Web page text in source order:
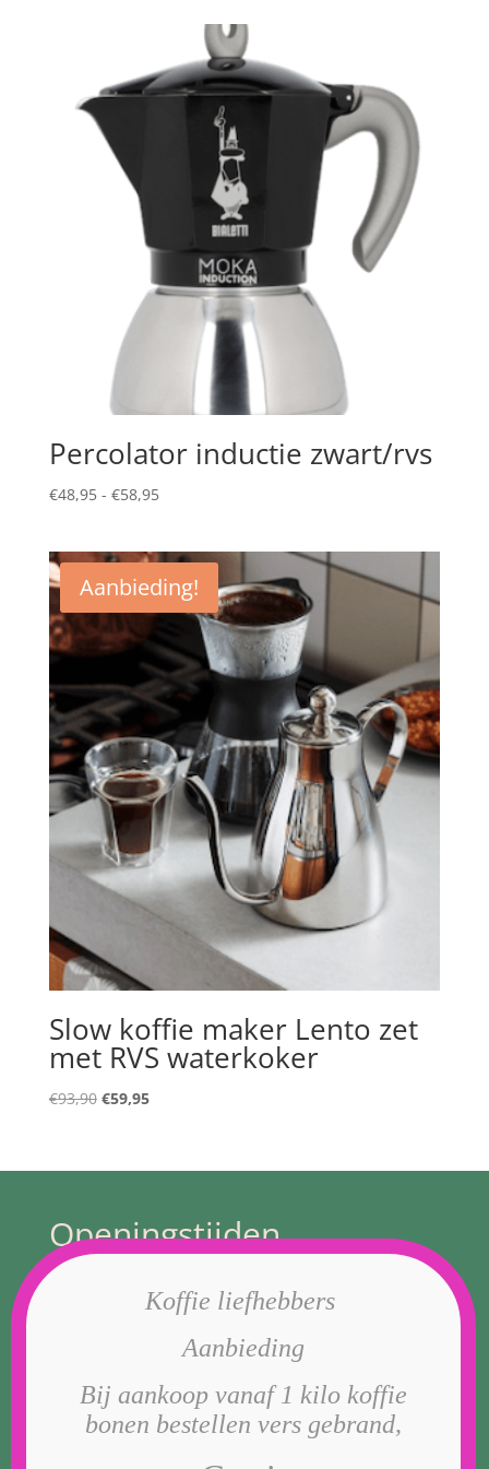
Percolator inductie zwart/rvs
€48,95 - €58,95Prijsklasse:
€58,95
Aanbieding!
Slow koffie maker Lento zet
met RVS waterkoker
€93,90 Oorspronkelijke
€93,90.
€59,95Huidige
€59,95.
Openingstijden
Van dinsdag t/m zaterdag 10.00 t/tm 17.00
Geldermalsen 4191AA Kerkstraat 47
Koffie liefhebbers
Aanbieding
Bij aankoop vanaf 1 kilo koffie
bonen bestellen vers gebrand,